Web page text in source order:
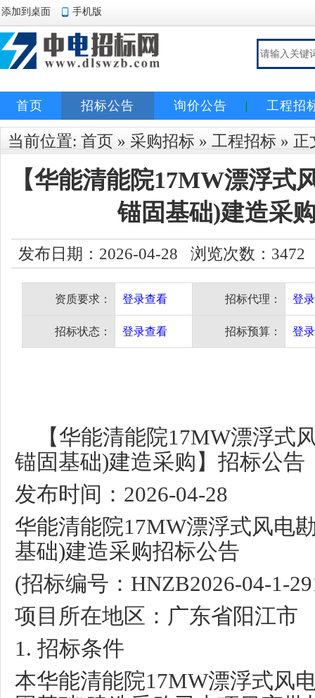
添加到桌面 手机版
首页 招标公告 询价公告 工程招
当前位置: 首页 » 采购招标 » 工程招标 » 正
【华能清能院17MW漂浮式
锚固基础)建造采
发布日期：2026-04-28 浏览次数： 3472
资质要求： 登录查看 招标代理： 登
招标状态： 登录查看 招标预算： 登
【华能清能院17MW漂浮式
锚固基础)建造采购】招标公告
发布时间： 2026-04-28
华能清能院17MW漂浮式风电
基础)建造采购招标公告
(招标编号： HNZB2026-04-1-
项目所在地区：广东省阳江市
1. 招标条件
本华能清能院17MW漂浮式风